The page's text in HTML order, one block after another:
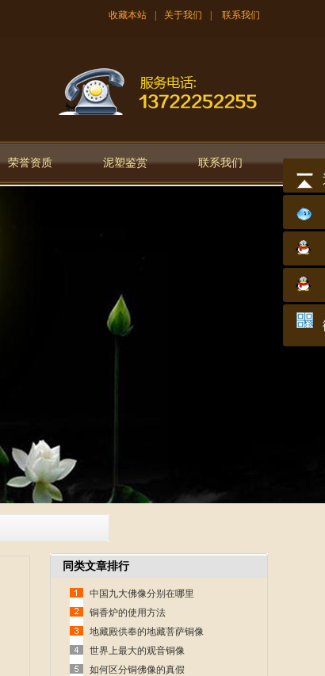
收藏本站 关于我们 联系我们
荣誉资质 泥塑鉴赏 联系我们
同类文章排行
中国九大佛像分别在哪里
铜香炉的使用方法
地藏殿供奉的地藏菩萨铜像
世界上最大的观音铜像
如何区分铜佛像的真假